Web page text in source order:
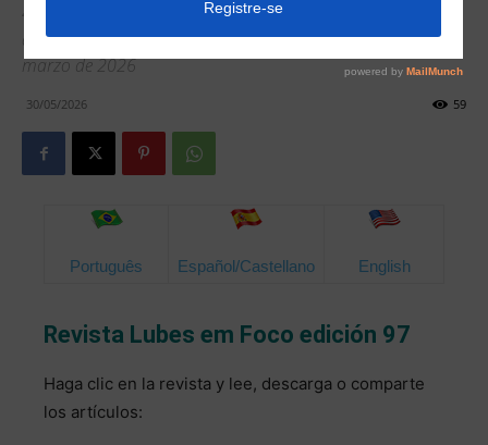
400 dólares por tonelada y siguen aumentando. Un mapa
del mercado y lo que se avecina. FactorK Consulting · 16 de
marzo de 2026
30/05/2026 59
Português Español/Castellano English
Revista Lubes em Foco edición 97
Haga clic en la revista y lee, descarga o comparte
los artículos: